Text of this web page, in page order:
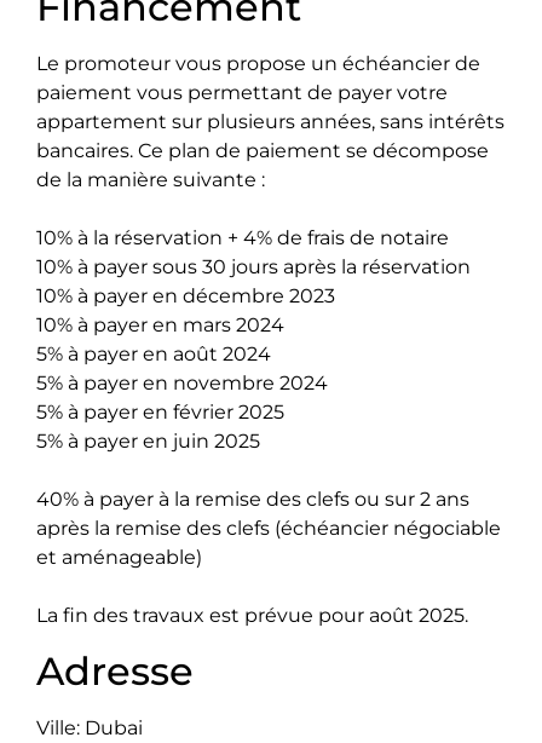
Le promoteur vous propose un échéancier de
paiement vous permettant de payer votre
appartement sur plusieurs années, sans intérêts
bancaires. Ce plan de paiement se décompose
de la manière suivante :
10% à la réservation + 4% de frais de notaire
10% à payer sous 30 jours après la réservation
10% à payer en décembre 2023
10% à payer en mars 2024
5% à payer en août 2024
5% à payer en novembre 2024
5% à payer en février 2025
5% à payer en juin 2025
40% à payer à la remise des clefs ou sur 2 ans
après la remise des clefs (échéancier négociable
et aménageable)
La fin des travaux est prévue pour août 2025.
Adresse
Ville: Dubai